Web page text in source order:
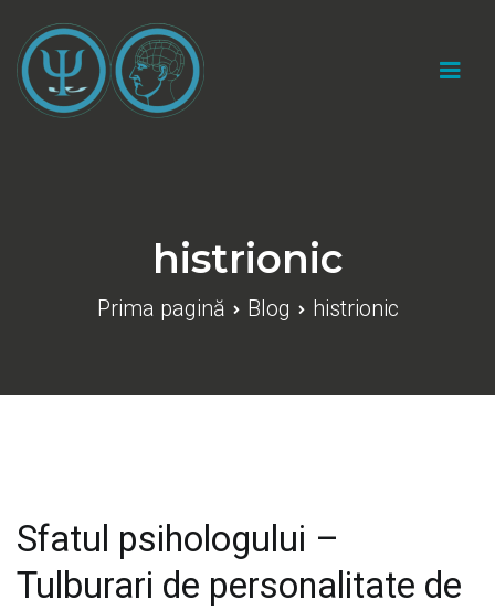
conținut
histrionic
Prima pagină Blog histrionic
Sfatul psihologului –
Tulburari de personalitate de